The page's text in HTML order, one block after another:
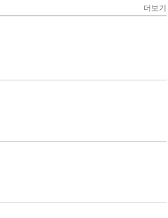
더보기